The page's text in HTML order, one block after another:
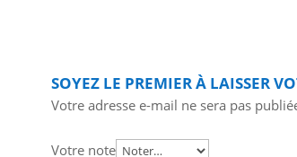
SOYEZ LE PREMIER À LAISSER
Votre adresse e-mail ne sera pas
Votre note